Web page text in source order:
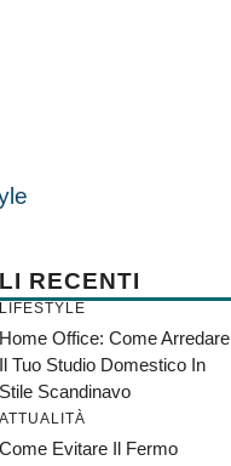
RECENTI
LIFESTYLE
Home Office: Come Arredare
Il Tuo Studio Domestico In
Stile Scandinavo
ATTUALITÀ
Come Evitare Il Fermo